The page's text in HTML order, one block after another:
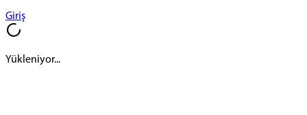
Giriş
Yükleniyor...